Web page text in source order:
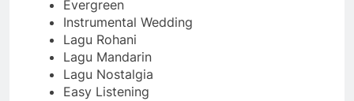
Evergreen
Instrumental Wedding
Lagu Rohani
Lagu Mandarin
Lagu Nostalgia
Easy Listening